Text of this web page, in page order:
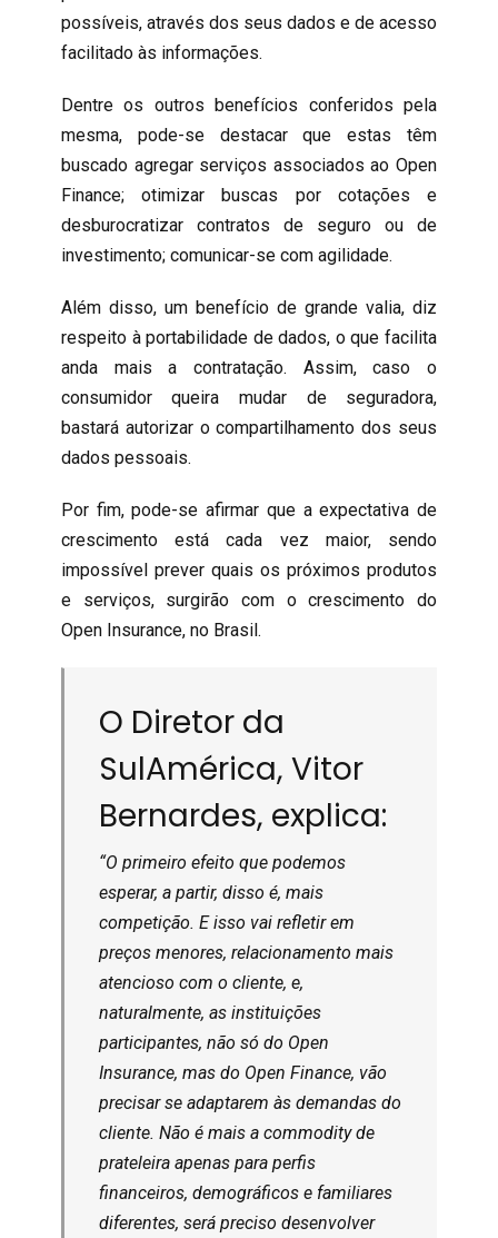
possíveis, através dos seus dados e de acesso
facilitado às informações.
Dentre os outros benefícios conferidos pela
mesma, pode-se destacar que estas têm
buscado agregar serviços associados ao Open
Finance; otimizar buscas por cotações e
desburocratizar contratos de seguro ou de
investimento; comunicar-se com agilidade.
Além disso, um benefício de grande valia, diz
respeito à portabilidade de dados, o que facilita
anda mais a contratação. Assim, caso o
consumidor queira mudar de seguradora,
bastará autorizar o compartilhamento dos seus
dados pessoais.
Por fim, pode-se afirmar que a expectativa de
crescimento está cada vez maior, sendo
impossível prever quais os próximos produtos
e serviços, surgirão com o crescimento do
Open Insurance, no Brasil.
O Diretor da
SulAmérica, Vitor
Bernardes, explica:
“O primeiro efeito que podemos
esperar, a partir, disso é, mais
competição. E isso vai refletir em
preços menores, relacionamento mais
atencioso com o cliente, e,
naturalmente, as instituições
participantes, não só do Open
Insurance, mas do Open Finance, vão
precisar se adaptarem às demandas do
cliente. Não é mais a commodity de
prateleira apenas para perfis
financeiros, demográficos e familiares
diferentes, será preciso desenvolver